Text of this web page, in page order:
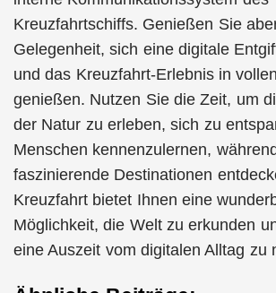
Kreuzfahrtschiffs. Genießen Sie
Gelegenheit, sich eine digitale
und das Kreuzfahrt-Erlebnis in
genießen. Nutzen Sie die Zeit, um
der Natur zu erleben, sich zu
Menschen kennenzulernen,
faszinierende Destinationen
Kreuzfahrt bietet Ihnen eine
Möglichkeit, die Welt zu erkunden
eine Auszeit vom digitalen Alltag zu